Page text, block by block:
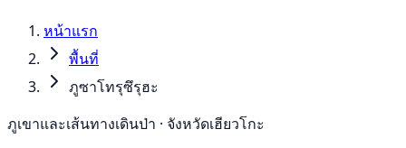
หน้าแรก
พื้นที่
ภูซาโทรุซึรุฮะ
ภูเขาและเส้นทางเดินป่า · จังหวัดเฮียวโกะ